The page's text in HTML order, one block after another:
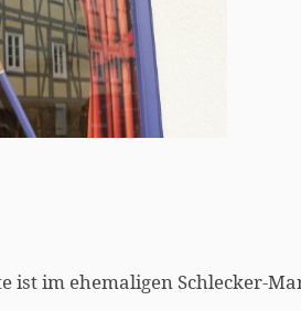
ist im ehemaligen Schlecker-